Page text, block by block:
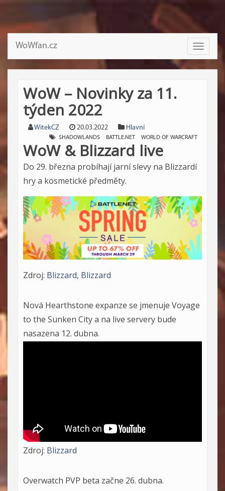
Toggle
WoWfan.cz
WoW – Novinky za 11.
týden 2022
WitekCZ 20.03.2022 Hlavní
SHADOWLANDS BATTLE.NET WORLD OF WARCRAFT
WoW & Blizzard live
Do 29. března probíhají jarní slevy na Blizzardí
hry a kosmetické předměty.
Zdroj: Blizzard, Blizzard
Nová Hearthstone expanze se jmenuje Voyage
to the Sunken City a na live servery bude
nasazena 12. dubna.
Zdroj: Blizzard
Overwatch PVP beta začne 26. dubna.